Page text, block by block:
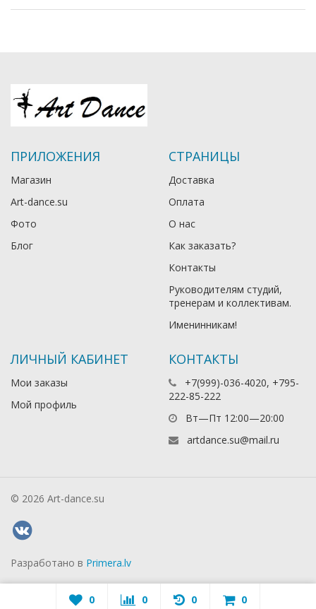
ПРИЛОЖЕНИЯ
Магазин
Art-dance.su
Фото
Блог
СТРАНИЦЫ
Доставка
Оплата
О нас
Как заказать?
Контакты
Руководителям студий,
тренерам и коллективам.
Именинникам!
ЛИЧНЫЙ КАБИНЕТ
Мои заказы
Мой профиль
КОНТАКТЫ
+7(999)-036-4020, +795-
222-85-222
Вт—Пт 12:00—20:00
artdance.su@mail.ru
© 2026 Art-dance.su
Разработано в Primera.lv
0 0 0 0